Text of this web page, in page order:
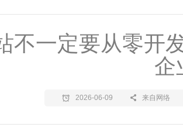
不一定要从零开
企
2026-06-09 来自网络